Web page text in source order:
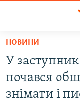
Перейти
основного
матеріалу
Перейти
до
ВОДА.КРИМ
ВІДЕО ТА ФОТО
НОВИНИ
У
почався
знімати і